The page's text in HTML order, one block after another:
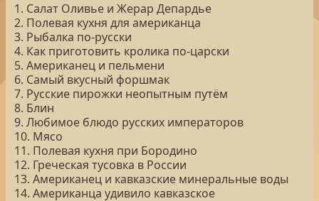
1. Салат Оливье и Жерар Депардье
2. Полевая кухня для американца
3. Рыбалка по-русски
4. Как приготовить кролика по-царски
5. Американец и пельмени
6. Самый вкусный форшмак
7. Русские пирожки неопытным путём
8. Блин
9. Любимое блюдо русских императоров
10. Мясо
11. Полевая кухня при Бородино
12. Греческая тусовка в России
13. Американец и кавказские минеральные воды
14. Американца удивило кавказское